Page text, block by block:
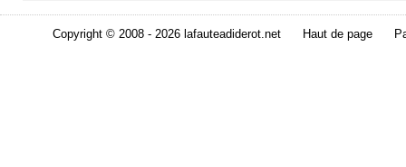
Copyright © 2008 - 2026 lafauteadiderot.net Haut de page